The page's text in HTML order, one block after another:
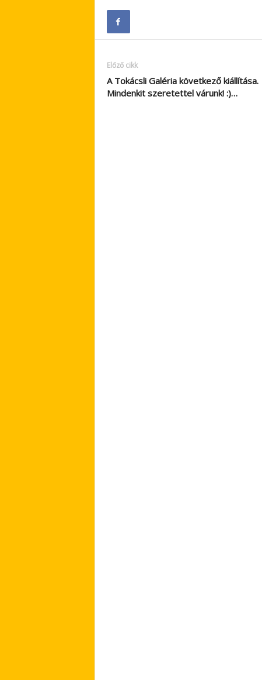
Előző cikk
A Tokácsli Galéria következő kiállítása.
Mindenkit szeretettel várunk! :)…